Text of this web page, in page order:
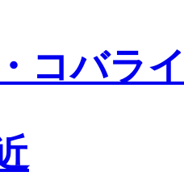
コバラ